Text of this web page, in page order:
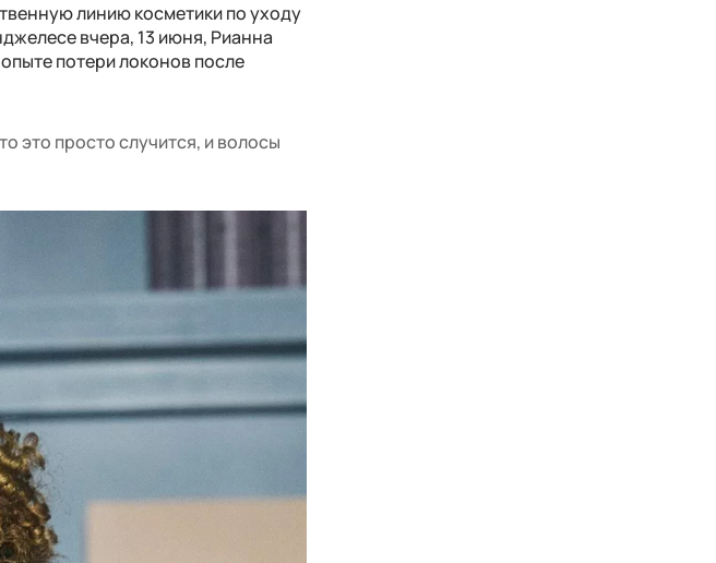
линию косметики по уходу
вчера, 13 июня, Рианна
потери локонов после
это просто случится, и волосы